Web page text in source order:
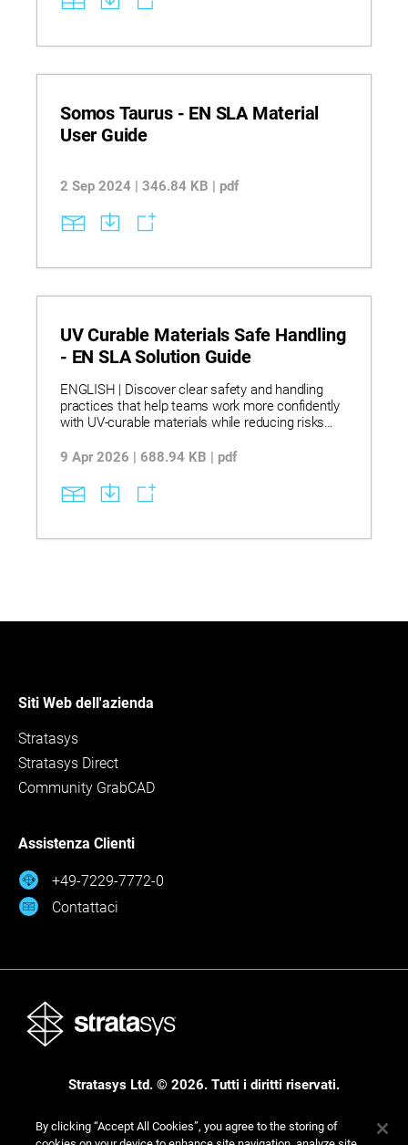
Somos Taurus - EN SLA Material
User Guide
2 Sep 2024 | 346.84 KB | pdf
UV Curable Materials Safe Handling
- EN SLA Solution Guide
ENGLISH | Discover clear safety and handling
practices that help teams work more confidently
with UV‑curable materials while reducing risks
workflows that use UV‑curable resins, controlled
methods to support stable curing and consistent
part quality. See how correct handling, ventilation,
operations, less waste, and smoother day‑to‑day
9 Apr 2026 | 688.94 KB | pdf
Siti Web dell'azienda
Stratasys
Stratasys Direct
Community GrabCAD
Assistenza Clienti
+49-7229-7772-0
Contattaci
Stratasys Ltd. © 2026. Tutti i diritti riservati.
Informativa sulla privacy
By clicking “Accept All Cookies”, you agree to the storing of